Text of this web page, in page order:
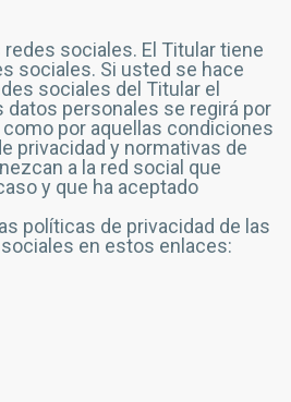
redes sociales. El Titular tiene
sociales. Si usted se hace
sociales del Titular el
datos personales se regirá por
por aquellas condiciones
privacidad y normativas de
a la red social que
y que ha aceptado
políticas de privacidad de las
en estos enlaces: